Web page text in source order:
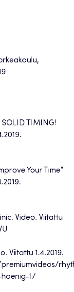
TIMING!
Your Time”
Video. Viitattu
Viitattu 1.4.2019.
1/